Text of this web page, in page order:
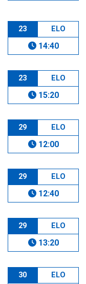
23 ELO
14:40
23 ELO
15:20
29 ELO
12:00
29 ELO
12:40
29 ELO
13:20
30 ELO